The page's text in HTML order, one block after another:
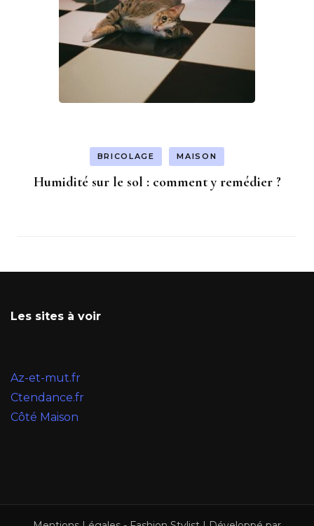
BRICOLAGE MAISON
Humidité sur le sol : comment y remédier ?
Les sites à voir
Az-et-mut.fr
Ctendance.fr
Côté Maison